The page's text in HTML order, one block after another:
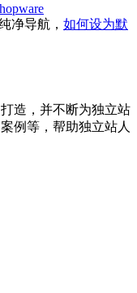
净导航， 如何设为默
造，并不断为独立站
例等，帮助独立站人